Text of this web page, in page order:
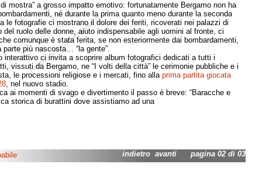
di mostra” a grosso impatto emotivo: fortunatamente Bergamo non ha
né durante la prima quanto meno durante la seconda
le fotografie ci mostrano il dolore dei feriti, ricoverati nei palazzi di
del ruolo delle donne, aiuto indispensabile agli uomini al fronte, ci
comunque è stata ferita, se non esteriormente dai bombardamenti,
più nascosta… “la gente”.
ci invita a scoprire album fotografici dedicati a tutti i
vissuti da Bergamo, ne “I volti della città” le cerimonie pubbliche e i
le processioni religiose e i mercati, fino alla prima partita giocata
, nel nuovo stadio.
ai momenti di svago e divertimento il passo è breve: “Baracche e
storica di burattini dove assistiamo ad una
indietro avantipagina 02 di 03